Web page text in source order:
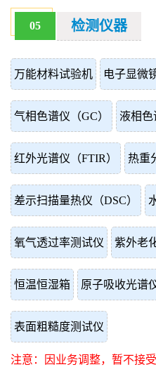
05 检测仪器
万能材料试验机 电子显微
气相色谱仪（GC） 液相色
红外光谱仪（FTIR） 热重
差示扫描量热仪（DSC）
氧气透过率测试仪 紫外老
恒温恒湿箱 原子吸收光谱
表面粗糙度测试仪
注意：因业务调整，暂不接